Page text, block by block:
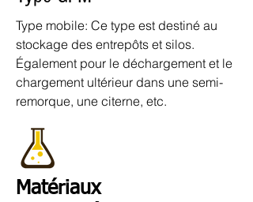
Type mobile: Ce type est destiné au
stockage des entrepôts et silos.
Également pour le déchargement et le
chargement ultérieur dans une semi-
remorque, une citerne, etc.
Matériaux